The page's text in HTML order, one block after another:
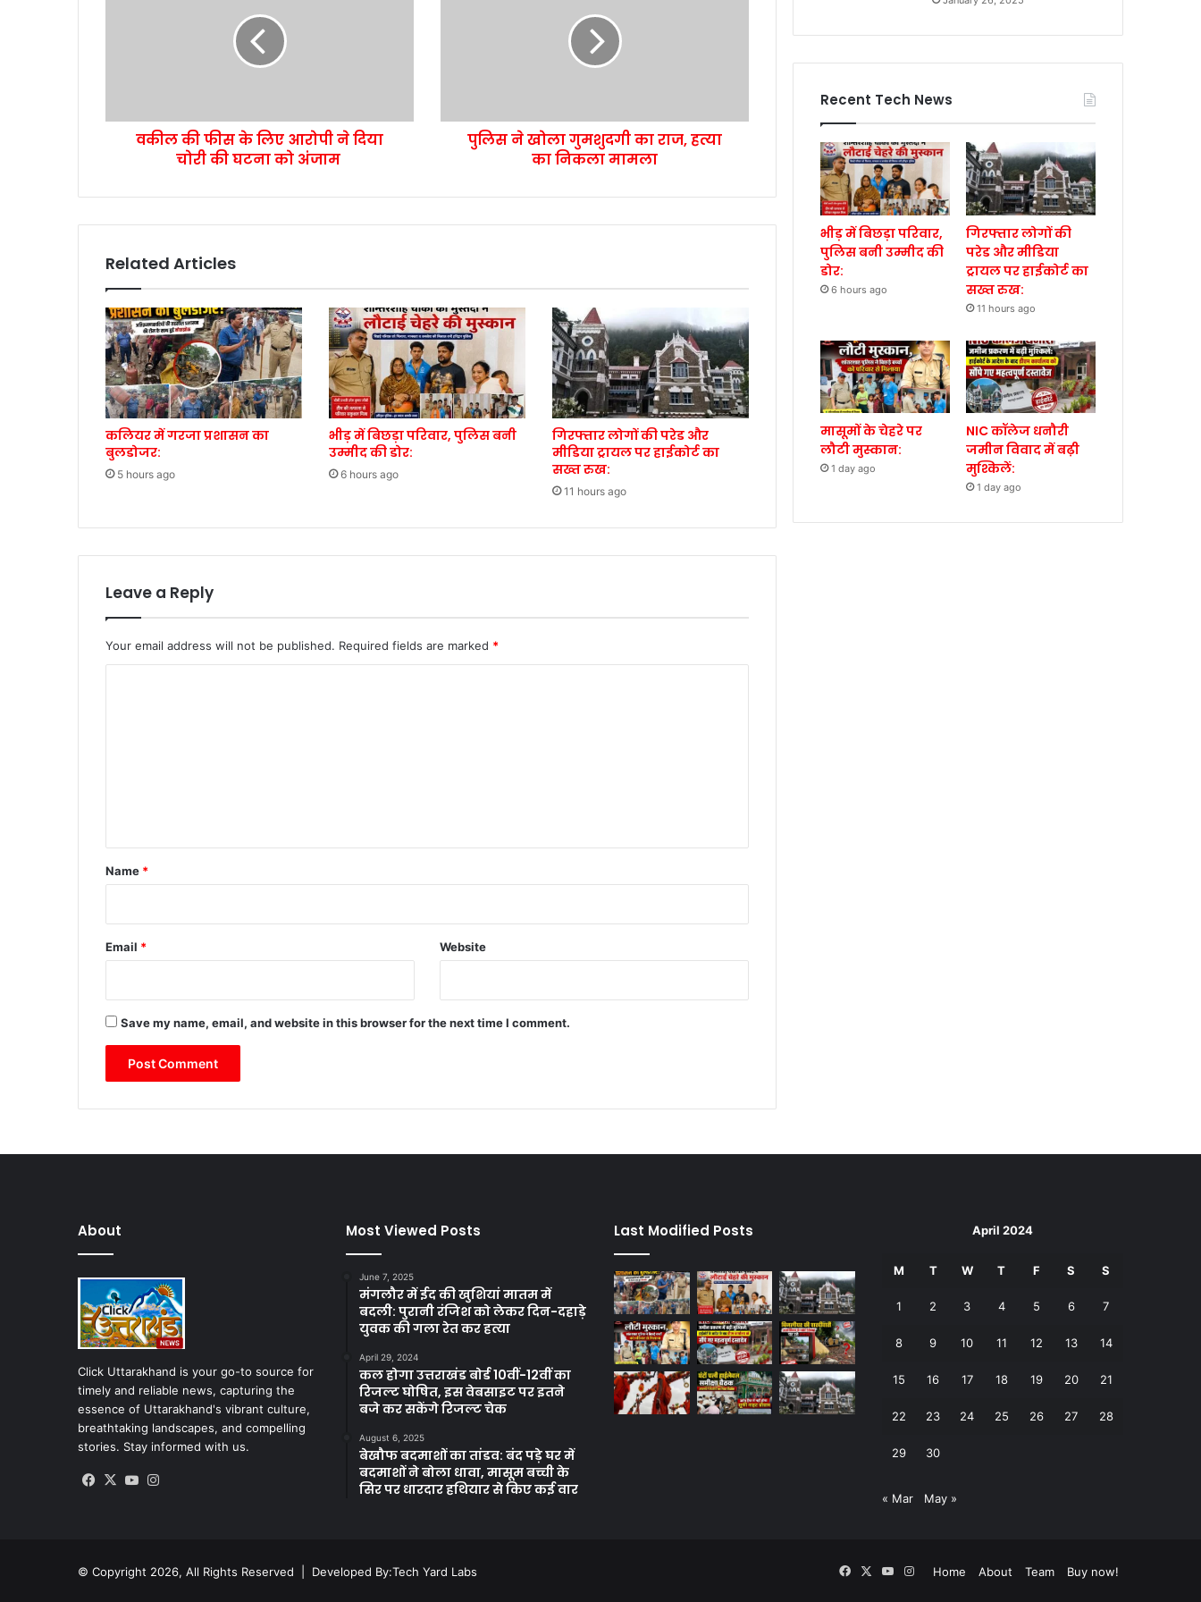
वकील की फीस के लिए आरोपी ने दिया
चोरी की घटना को अंजाम
पुलिस ने खोला गुमशुदगी का राज, हत्या
का निकला मामला
Related Articles
कलियर में गरजा प्रशासन का
बुलडोजर:
5 hours ago
भीड़ में बिछड़ा परिवार, पुलिस बनी
उम्मीद की डोर:
6 hours ago
गिरफ्तार लोगों की परेड और
मीडिया ट्रायल पर हाईकोर्ट का
सख्त रुख:
11 hours ago
Leave a Reply
Your email address will not be published. Required fields are marked *
*
Name *
Email * Website
Save my name, email, and website in this browser for the next time I comment.
Recent Tech News
भीड़ में बिछड़ा परिवार,
पुलिस बनी उम्मीद की
डोर:
6 hours ago
गिरफ्तार लोगों की
परेड और मीडिया
ट्रायल पर हाईकोर्ट का
सख्त रुख:
11 hours ago
मासूमों के चेहरे पर
लौटी मुस्कान:
1 day ago
NIC कॉलेज धनौरी
जमीन विवाद में बढ़ी
मुश्किलें:
1 day ago
About
Click Uttarakhand is your go-to source for
timely and reliable news, capturing the
essence of Uttarakhand's vibrant culture,
breathtaking landscapes, and compelling
stories. Stay informed with us.
Facebook
X YouTube
Most Viewed Posts
June 7, 2025
मंगलौर में ईद की खुशियां मातम में
बदली: पुरानी रंजिश को लेकर दिन-दहाड़े
युवक की गला रेत कर हत्या
April 29, 2024
कल होगा उत्तराखंड बोर्ड 10वीं-12वीं का
रिजल्ट घोषित, इस वेबसाइट पर इतने
बजे कर सकेंगे रिजल्ट चेक
August 6, 2025
बेखौफ बदमाशों का तांडव: बंद पड़े घर में
बदमाशों ने बोला धावा, मासूम बच्ची के
सिर पर धारदार हथियार से किए कई वार
Last Modified Posts April 2024
M T W T F S S
1 2 3 4 5 6 7
8 9 10 11 12 13 14
15 16 17 18 19 20 21
22 23 24 25 26 27 28
29 30
« Mar May »
© Copyright 2026, All Rights Reserved | Developed By:Tech Yard Labs Home About Team Buy now!
FacebookYouTube
Instagram